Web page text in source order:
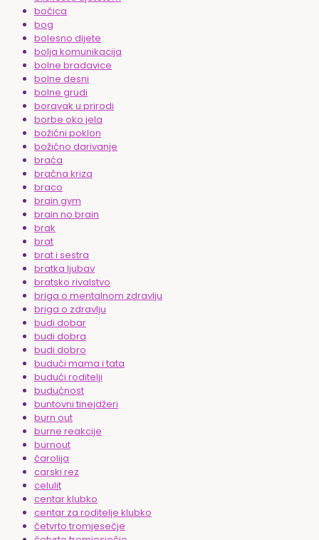
bočica
bog
bolesno dijete
bolja komunikacija
bolne bradavice
bolne desni
bolne grudi
boravak u prirodi
borbe oko jela
božićni poklon
božićno darivanje
braća
bračna kriza
braco
brain gym
brain no brain
brak
brat
brat i sestra
bratka ljubav
bratsko rivalstvo
briga o mentalnom zdravlju
briga o zdravlju
budi dobar
budi dobra
budi dobro
budući mama i tata
budući roditelji
budućnost
buntovni tinejdžeri
burn out
burne reakcije
burnout
čarolija
carski rez
celulit
centar klubko
centar za roditelje klubko
četvrto tromjesečje